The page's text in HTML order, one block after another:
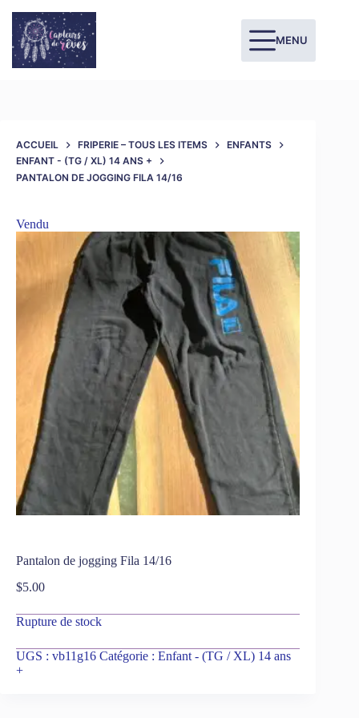
MENU
ACCUEIL FRIPERIE – TOUS LES ITEMS
ENFANTS
ENFANT - (TG / XL) 14 ANS +
PANTALON DE JOGGING FILA 14/16
Vendu
Pantalon de jogging Fila 14/16
$5.00
Rupture de stock
UGS : vb11g16 Catégorie : Enfant - (TG / XL) 14 ans
+